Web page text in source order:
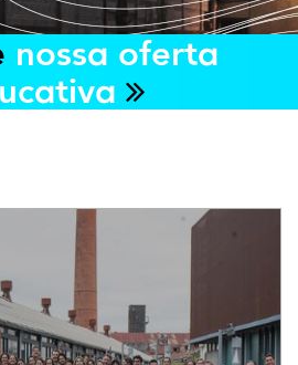
nossa oferta